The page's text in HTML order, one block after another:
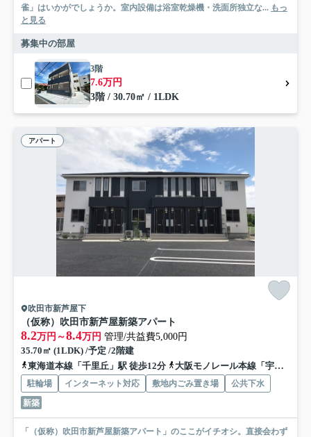
雀」はいかがでしょうか。室内設備は浴室乾燥機・洗面所独立な... もっ
と見る
募集中の部屋
3階
7.6万円
3階 / 30.70㎡ / 1LDK
アパート
吹田市新芦屋下
（仮称）吹田市新芦屋新築アパート
8.2万円～8.4万円 管理/共益費5,000円
35.70㎡ (1LDK) /予定 /2階建
東海道本線「千里丘」駅 徒歩12分
大阪モノレール本線「宇野辺」駅 徒歩13分
駐輪場 インターネット対応 敷地内ごみ置き場
公共下水
新築
「（仮称）吹田市新芦屋新築アパート」のここがイチオシ。直接会わず